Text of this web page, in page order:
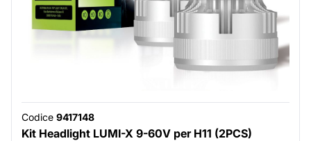
Codice 9417148
Kit Headlight LUMI-X 9-60V per H11 (2PCS)